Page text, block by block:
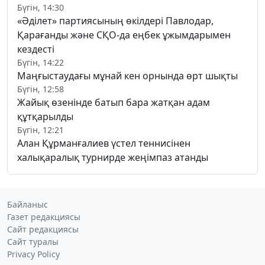
Бүгін, 14:30
«Әділет» партиясының өкілдері Павлодар,
Қарағанды және СҚО-да еңбек ұжымдарымен
кездесті
Бүгін, 14:22
Маңғыстаудағы мұнай кен орнында өрт шықты
Бүгін, 12:58
Жайық өзенінде батып бара жатқан адам
құтқарылды
Бүгін, 12:21
Алан Құрманғалиев үстел теннисінен
халықаралық турнирде жеңімпаз атанды
Байланыс
Газет редакциясы
Сайт редакциясы
Сайт туралы
Privacy Policy